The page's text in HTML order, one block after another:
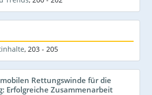
, 203 - 205
Rettungswinde für die
Erfolgreiche Zusammenarbeit